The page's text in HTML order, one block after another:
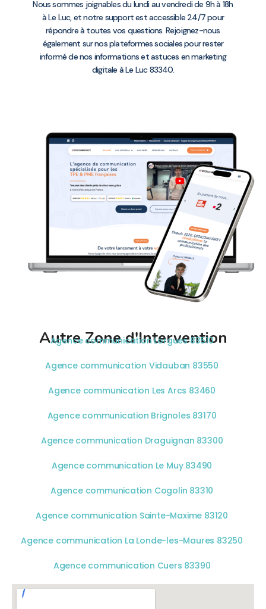
Nous sommes joignables du lundi au vendredi de 9h à 18h
à Le Luc, et notre support est accessible 24/7 pour
répondre à toutes vos questions. Rejoignez-nous
également sur nos plateformes sociales pour rester
informé de nos informations et astuces en marketing
digitale à Le Luc 83340.
Autre Zone d'Intervention
Agence communication Lorgues 83510
Agence communication Vidauban 83550
Agence communication Les Arcs 83460
Agence communication Brignoles 83170
Agence communication Draguignan 83300
Agence communication Le Muy 83490
Agence communication Cogolin 83310
Agence communication Sainte-Maxime 83120
Agence communication La Londe-les-Maures 83250
Agence communication Cuers 83390